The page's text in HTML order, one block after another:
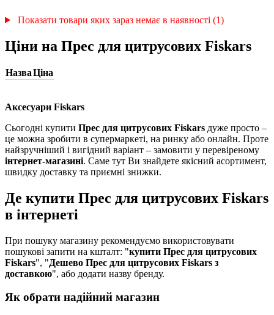
Показати товари яких зараз немає в наявності (1)
Ціни на Прес для цитрусових Fiskars
НазваЦіна
Аксесуари Fiskars
Сьогодні купити Прес для цитрусових Fiskars дуже просто –
це можна зробити в супермаркеті, на ринку або онлайн. Проте
найзручніший і вигідний варіант – замовити у перевіреному
інтернет-магазині. Саме тут Ви знайдете якісний асортимент,
швидку доставку та приємні знижки.
Де купити Прес для цитрусових Fiskars
в інтернеті
При пошуку магазину рекомендуємо використовувати
пошукові запити на кшталт: "купити Прес для цитрусових
Fiskars", "Дешево Прес для цитрусових Fiskars з
доставкою", або додати назву бренду.
Як обрати надійний магазин